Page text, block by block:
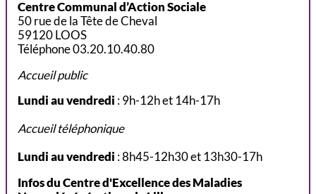
Centre Communal d’Action Sociale
50 rue de la Tête de Cheval
59120 LOOS
Téléphone 03.20.10.40.80
Accueil public
Lundi au vendredi : 9h-12h et 14h-17h
Accueil téléphonique
Lundi au vendredi : 8h45-12h30 et 13h30-17h
Infos du Centre d'Excellence des Maladies